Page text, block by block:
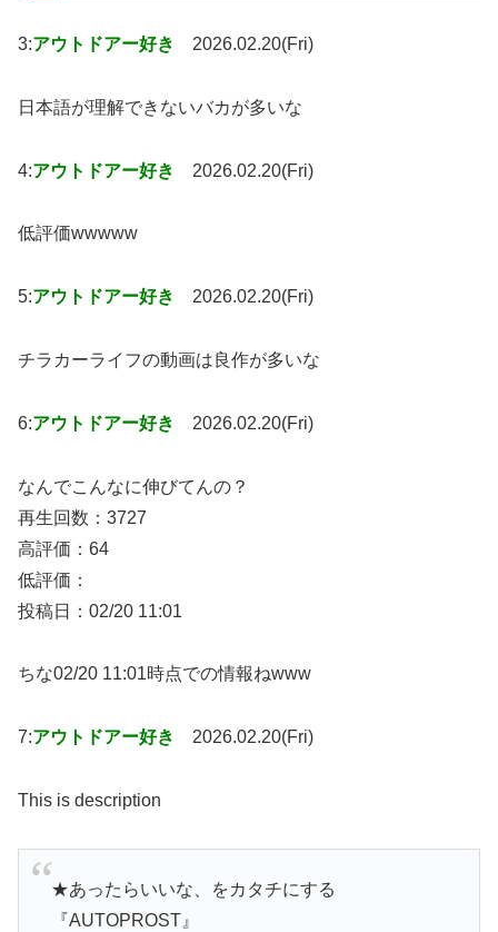
3:アウトドアー好き 2026.02.20(Fri)
日本語が理解できないバカが多いな
4:アウトドアー好き 2026.02.20(Fri)
低評価wwwww
5:アウトドアー好き 2026.02.20(Fri)
チラカーライフの動画は良作が多いな
6:アウトドアー好き 2026.02.20(Fri)
なんでこんなに伸びてんの？
再生回数：3727
高評価：64
低評価：
投稿日：02/20 11:01
ちな02/20 11:01時点での情報ねwww
7:アウトドアー好き 2026.02.20(Fri)
This is description
★あったらいいな、をカタチにする
『AUTOPROST』